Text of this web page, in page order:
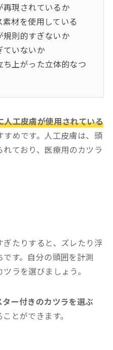
再現されているか
材を使用している
規則的すぎないか
ていないか
上がった立体的なつ
人工皮膚が使用されている
すめです。人工皮膚は、頭
ており、医療用のカツラ
たりすると、ズレたり浮
す。自分の頭囲を計測
ラを選びましょう。
ー付きのカツラを選ぶ
とができます。